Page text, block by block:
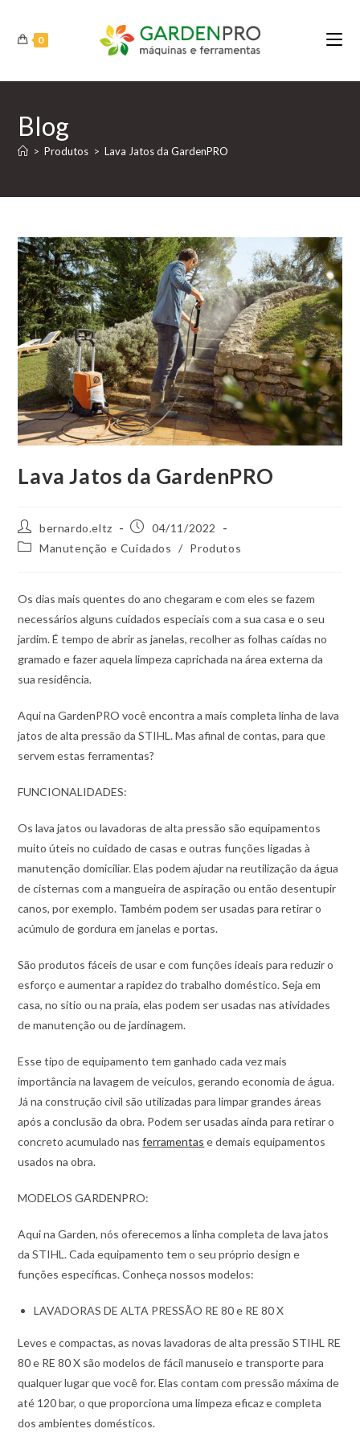
0
Blog
> Produtos > Lava Jatos da GardenPRO
Lava Jatos da GardenPRO
Autor
do
post:
bernardo.eltz
Post
publicado:
04/11/2022
Categoria
Manutenção e Cuidados / Produtos
Os dias mais quentes do ano chegaram e com eles se fazem
necessários alguns cuidados especiais com a sua casa e o seu
jardim. É tempo de abrir as janelas, recolher as folhas caídas no
gramado e fazer aquela limpeza caprichada na área externa da
sua residência.
Aqui na GardenPRO você encontra a mais completa linha de lava
jatos de alta pressão da STIHL. Mas afinal de contas, para que
servem estas ferramentas?
FUNCIONALIDADES:
Os lava jatos ou lavadoras de alta pressão são equipamentos
muito úteis no cuidado de casas e outras funções ligadas à
manutenção domiciliar. Elas podem ajudar na reutilização da água
de cisternas com a mangueira de aspiração ou então desentupir
canos, por exemplo. Também podem ser usadas para retirar o
acúmulo de gordura em janelas e portas.
São produtos fáceis de usar e com funções ideais para reduzir o
esforço e aumentar a rapidez do trabalho doméstico. Seja em
casa, no sítio ou na praia, elas podem ser usadas nas atividades
de manutenção ou de jardinagem.
Esse tipo de equipamento tem ganhado cada vez mais
importância na lavagem de veículos, gerando economia de água.
Já na construção civil são utilizadas para limpar grandes áreas
após a conclusão da obra. Podem ser usadas ainda para retirar o
concreto acumulado nasferramentas e demais equipamentos
usados na obra.
MODELOS GARDENPRO:
Aqui na Garden, nós oferecemos a linha completa de lava jatos
da STIHL. Cada equipamento tem o seu próprio design e
funções específicas. Conheça nossos modelos:
LAVADORAS DE ALTA PRESSÃO RE 80 e RE 80 X
Leves e compactas, as novas lavadoras de alta pressão STIHL RE
80 e RE 80 X são modelos de fácil manuseio e transporte para
qualquer lugar que você for. Elas contam com pressão máxima de
até 120 bar, o que proporciona uma limpeza eficaz e completa
dos ambientes domésticos.